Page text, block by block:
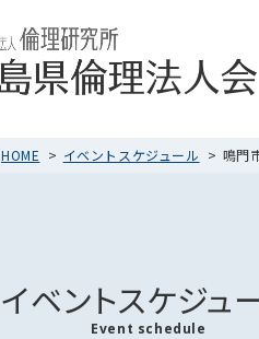
HOME イベントスケジュール 鳴門
イベントスケジュ
Event schedule